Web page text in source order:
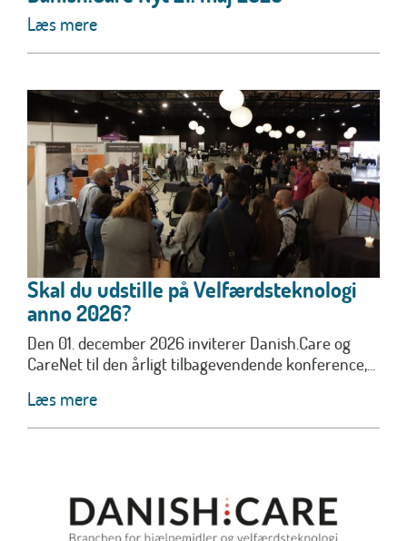
Læs mere
Skal du udstille på Velfærdsteknologi
anno 2026?
Den 01. december 2026 inviterer Danish.Care og
CareNet til den årligt tilbagevendende konference,...
Læs mere